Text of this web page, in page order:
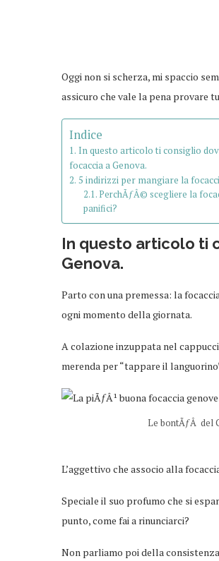
Oggi non si scherza, mi spaccio
assicuro che vale la pena provare
Indice
In questo articolo ti consiglio
focaccia a Genova.
5 indirizzi per mangiare la
PerchÃƒÂ© scegliere la
panifici?
In questo articolo ti
Genova.
Parto con una premessa: la
ogni momento della giornata.
A colazione inzuppata nel
merenda per “tappare il
Le bontÃƒÂ del
L’aggettivo che associo alla
Speciale il suo profumo che si
punto, come fai a rinunciarci?
Non parliamo poi della